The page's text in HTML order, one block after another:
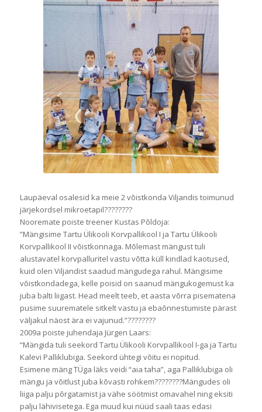
Laupäeval osalesid ka meie 2 võistkonda Viljandis toimunud
järjekordsel mikroetapil????????
Nooremate poiste treener Kustas Põldoja:
”Mängisime Tartu Ülikooli Korvpallikool I ja Tartu Ülikooli
Korvpallikool II võistkonnaga. Mõlemast mängust tuli
alustavatel korvpalluritel vastu võtta küll kindlad kaotused,
kuid olen Viljandist saadud mängudega rahul. Mängisime
võistkondadega, kelle poisid on saanud mängukogemust ka
juba balti liigast. Head meelt teeb, et aasta võrra pisematena
pusime suurematele sitkelt vastu ja ebaõnnestumiste pärast
väljakul näost ära ei vajunud.”????????
2009a poiste juhendaja Jürgen Laars:
“Mängida tuli seekord Tartu Ülikooli Korvpallikool I-ga ja Tartu
Kalevi Palliklubiga. Seekord ühtegi võitu ei nopitud.
Esimene mäng TÜga läks veidi “aia taha”, aga Palliklubiga oli
mängu ja võitlust juba kõvasti rohkem????????Mängudes oli
liiga palju põrgatamist ja vähe söötmist omavahel ning eksiti
palju lähivisetega. Ega muud kui nüüd saali taas edasi